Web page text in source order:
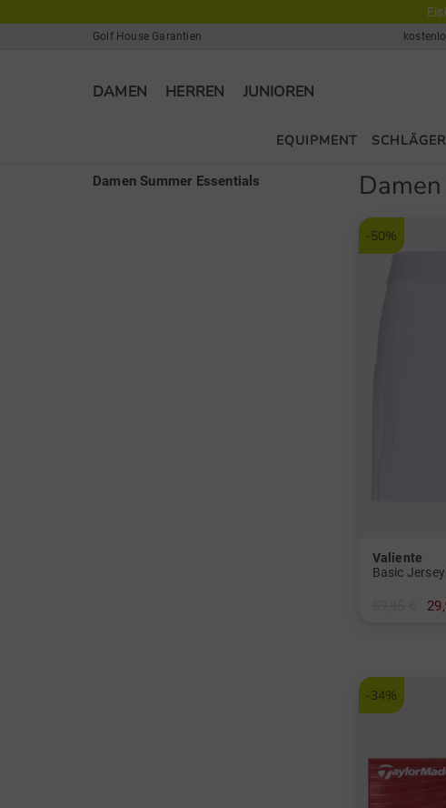
Golf House Garantien
DAMEN HERREN JUNIOREN
EQUIPMENT SCHLÄGER
Damen Summer Essentials
-50%
Valiente
Basic
-34%